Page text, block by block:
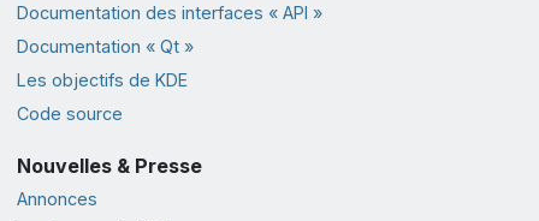
Documentation des interfaces « API »
Documentation « Qt »
Les objectifs de KDE
Code source
Nouvelles & Presse
Annonces